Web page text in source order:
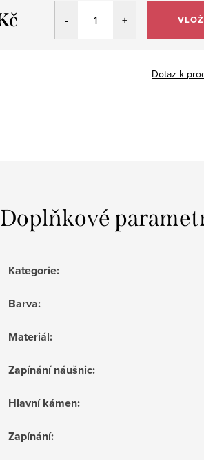
Dotaz k
Doplňkové
Kategorie:
Barva:
Materiál:
Zapínání náušnic:
Hlavní kámen:
Zapínání: